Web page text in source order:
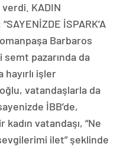
verdi. KADIN
İSPARK’A
Barbaros
semt pazarında da
hayırlı işler
vatandaşlarla da
İBB’de,
kadın vatandaşı, “Ne
ilet” şeklinde